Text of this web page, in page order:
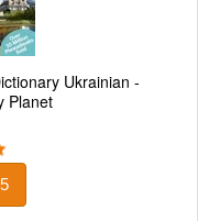
Ukrainian -
Planet